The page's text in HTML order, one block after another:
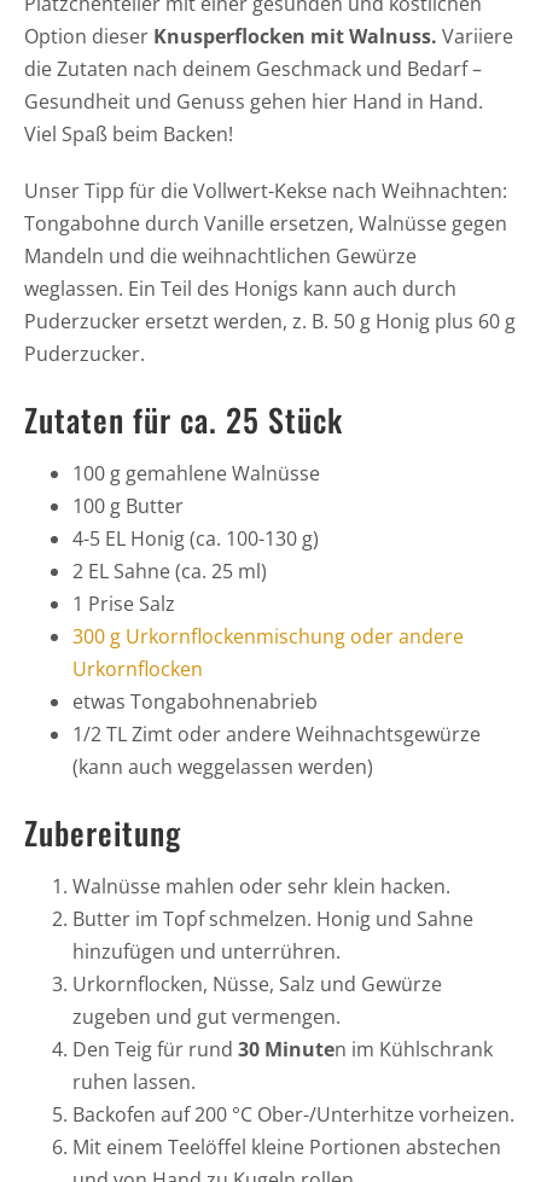
Option dieser Knusperflocken mit Walnuss. Variiere
die Zutaten nach deinem Geschmack und Bedarf –
Gesundheit und Genuss gehen hier Hand in Hand.
Viel Spaß beim Backen!
Unser Tipp für die Vollwert-Kekse nach Weihnachten:
Tongabohne durch Vanille ersetzen, Walnüsse gegen
Mandeln und die weihnachtlichen Gewürze
weglassen. Ein Teil des Honigs kann auch durch
Puderzucker ersetzt werden, z. B. 50 g Honig plus 60 g
Puderzucker.
Zutaten für ca. 25 Stück
100 g gemahlene Walnüsse
100 g Butter
4-5 EL Honig (ca. 100-130 g)
2 EL Sahne (ca. 25 ml)
1 Prise Salz
300 g Urkornflockenmischung oder andere
Urkornflocken
etwas Tongabohnenabrieb
1/2 TL Zimt oder andere Weihnachtsgewürze
(kann auch weggelassen werden)
Zubereitung
Walnüsse mahlen oder sehr klein hacken.
Butter im Topf schmelzen. Honig und Sahne
hinzufügen und unterrühren.
Urkornflocken, Nüsse, Salz und Gewürze
zugeben und gut vermengen.
Den Teig für rund 30 Minuten im Kühlschrank
ruhen lassen.
Backofen auf 200 °C Ober-/Unterhitze vorheizen.
Mit einem Teelöffel kleine Portionen abstechen